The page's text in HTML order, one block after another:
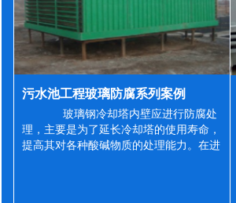
污水池工程玻璃防腐系列案例
玻璃钢冷却塔内壁应进行防腐处
理，主要是为了延长冷却塔的使用寿命，
提高其对各种酸碱物质的处理能力。在进